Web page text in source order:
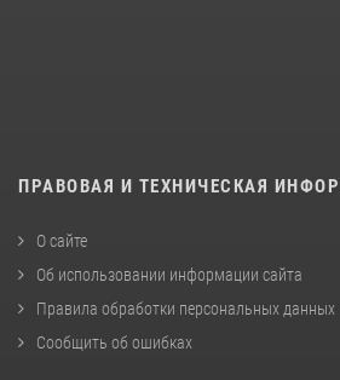
ПРАВОВАЯ И ТЕХНИЧЕСКАЯ
О сайте
Об использовании информации сайта
Правила обработки персональных данных
Сообщить об ошибках